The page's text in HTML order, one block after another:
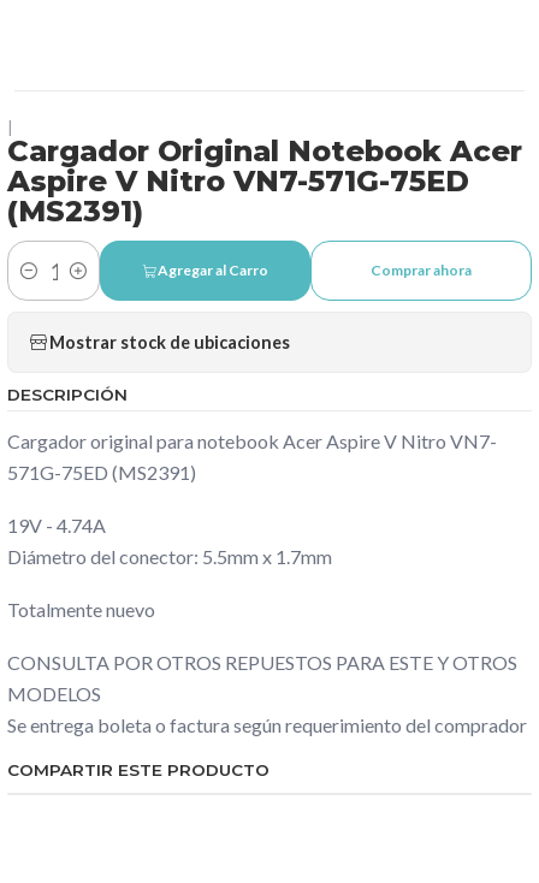
Cargador Original Notebook Acer
Aspire V Nitro VN7-571G-75ED
(MS2391)
Cantidad
Agregar al Carro Comprar ahora
Mostrar stock de ubicaciones
DESCRIPCIÓN
Cargador original para notebook Acer Aspire V Nitro VN7-
571G-75ED (MS2391)
19V - 4.74A
Diámetro del conector: 5.5mm x 1.7mm
Totalmente nuevo
CONSULTA POR OTROS REPUESTOS PARA ESTE Y OTROS
MODELOS
Se entrega boleta o factura según requerimiento del comprador
COMPARTIR ESTE PRODUCTO